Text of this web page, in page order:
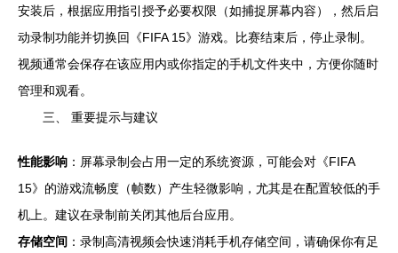
安装后，根据应用指引授予必要权限（如捕捉屏幕内容），然后启
动录制功能并切换回《FIFA 15》游戏。比赛结束后，停止录制。
视频通常会保存在该应用内或你指定的手机文件夹中，方便你随时
管理和观看。
三、 重要提示与建议
性能影响 ：屏幕录制会占用一定的系统资源，可能会对《FIFA
15》的游戏流畅度（帧数）产生轻微影响，尤其是在配置较低的手
机上。建议在录制前关闭其他后台应用。
存储空间 ：录制高清视频会快速消耗手机存储空间，请确保你有足